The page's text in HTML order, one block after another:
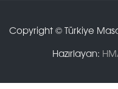
Copyright © Türkiye
Hazırlayan: